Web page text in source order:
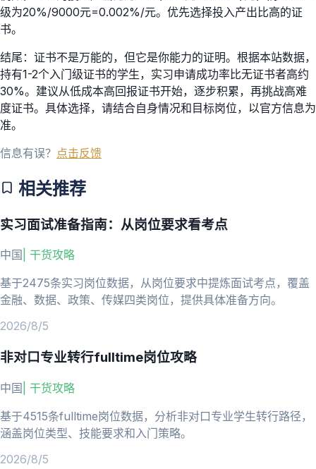
级为20%/9000元=0.002%/元。优先选择投入产出比高的证
书。
结尾：证书不是万能的，但它是你能力的证明。根据本站数据，
持有1-2个入门级证书的学生，实习申请成功率比无证书者高约
30%。建议从低成本高回报证书开始，逐步积累，再挑战高难
度证书。具体选择，请结合自身情况和目标岗位，以官方信息为
准。
信息有误？ 点击反馈
相关推荐
实习面试准备指南：从岗位要求看考点
中国 干货攻略
基于2475条实习岗位数据，从岗位要求中提炼面试考点，覆盖
金融、数据、政策、传媒四类岗位，提供具体准备方向。
2026/8/5
非对口专业转行fulltime岗位攻略
中国 干货攻略
基于4515条fulltime岗位数据，分析非对口专业学生转行路径，
涵盖岗位类型、技能要求和入门策略。
2026/8/5